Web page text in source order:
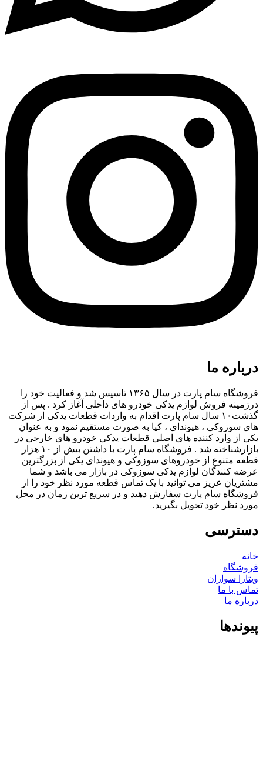
درباره ما
فروشگاه سام پارت در سال ۱۳۶۵ تاسیس شد و فعالیت خود را
درزمینه فروش لوازم یدکی خودرو های داخلی آغاز کرد . پس از
گذشت۱۰ سال سام پارت اقدام به واردات قطعات یدکی از شرکت
های سوزوکی ، هیوندای ، کیا به صورت مستقیم نمود و به عنوان
یکی از وارد کننده های اصلی قطعات یدکی خودرو های خارجی در
بازارشناخته شد . فروشگاه سام پارت با داشتن بیش از ۱۰ هزار
قطعه متنوع از خودروهای سوزوکی و هیوندای یکی از بزرگترین
عرضه کنندگان لوازم یدکی سوزوکی در بازار می باشد و شما
مشتریان عزیز می توانید با یک تماس قطعه مورد نظر خود را از
فروشگاه سام پارت سفارش دهید و در سریع ترین زمان در محل
مورد نظر خود تحویل بگیرید.
دسترسی
خانه
فروشگاه
ویتارا سواران
تماس با ما
درباره ما
پیوندها